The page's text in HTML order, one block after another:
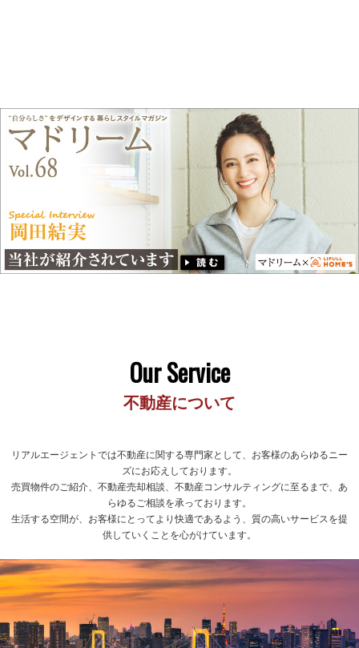
Our Service
不動産について
リアルエージェントでは不動産に関する専門家として、お客様のあらゆるニー
ズにお応えしております。
売買物件のご紹介、不動産売却相談、不動産コンサルティングに至るまで、あ
らゆるご相談を承っております。
生活する空間が、お客様にとってより快適であるよう、質の高いサービスを提
供していくことを心がけています。